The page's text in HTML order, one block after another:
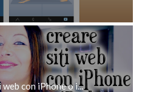
con iPhone o i...